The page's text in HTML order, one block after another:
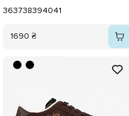
363738394041
1690 ₴